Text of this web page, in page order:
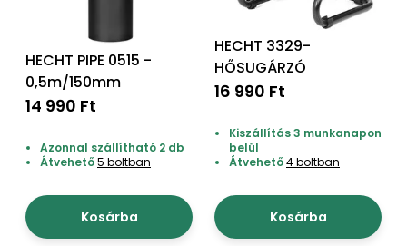
HECHT PIPE 0515 -
0,5m/150mm
14 990 Ft
Azonnal szállítható 2 db
Átvehető5 boltban
Kosárba
HECHT 3329-
HŐSUGÁRZÓ
16 990 Ft
Kiszállítás 3 munkanapon
belül
Átvehető4 boltban
Kosárba